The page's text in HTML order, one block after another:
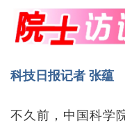
科技日报记者 张蕴
不久前，中国科学